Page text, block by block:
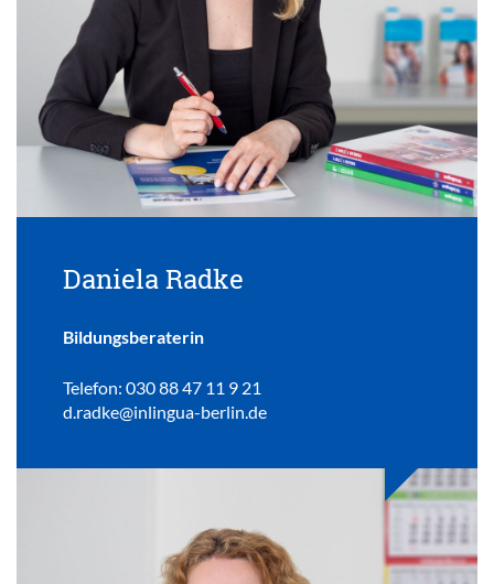
Daniela Radke
Bildungsberaterin
Telefon: 030 88 47 11 9 21
d.radke@inlingua-berlin.de